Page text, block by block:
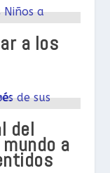
a los
del
a